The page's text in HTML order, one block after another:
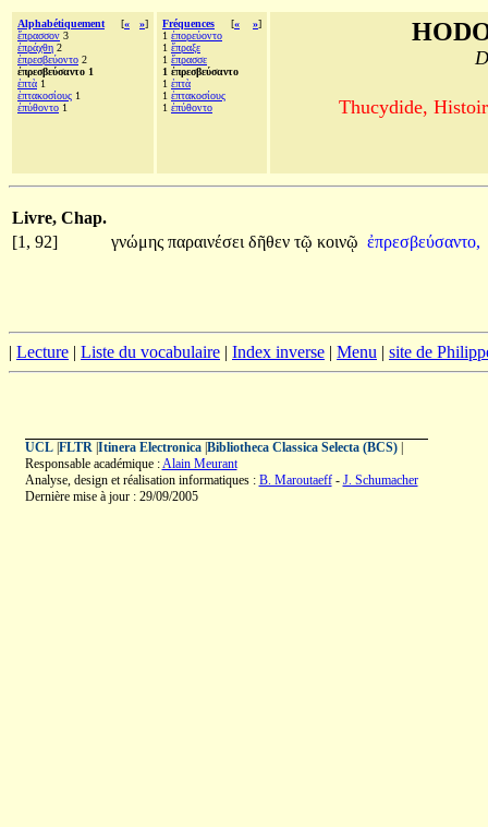
Alphabétiquement [« »]
ἔπρασσον 3
ἐπράχθη 2
ἐπρεσβεύοντο 2
ἐπρεσβεύσαντο 1
ἑπτὰ 1
ἑπτακοσίους 1
ἐπύθοντο 1
Fréquences [« »]
1 ἐπορεύοντο
1 ἔπραξε
1 ἔπρασσε
1 ἐπρεσβεύσαντο
1 ἑπτὰ
1 ἑπτακοσίους
1 ἐπύθοντο Thucydide,
Livre, Chap.
[1, 92]
γνώμης παραινέσει δῆθεν τῷ κοινῷ ἐπρεσβεύσαντο,
| Lecture | Liste du vocabulaire | Index inverse | Menu | site de
UCL| FLTR| Itinera Electronica| Bibliotheca Classica Selecta (BCS)|
Responsable académique :Alain Meurant
Analyse, design et réalisation informatiques : B. Maroutaeff- J. Schumacher
Dernière mise à jour : 29/09/2005